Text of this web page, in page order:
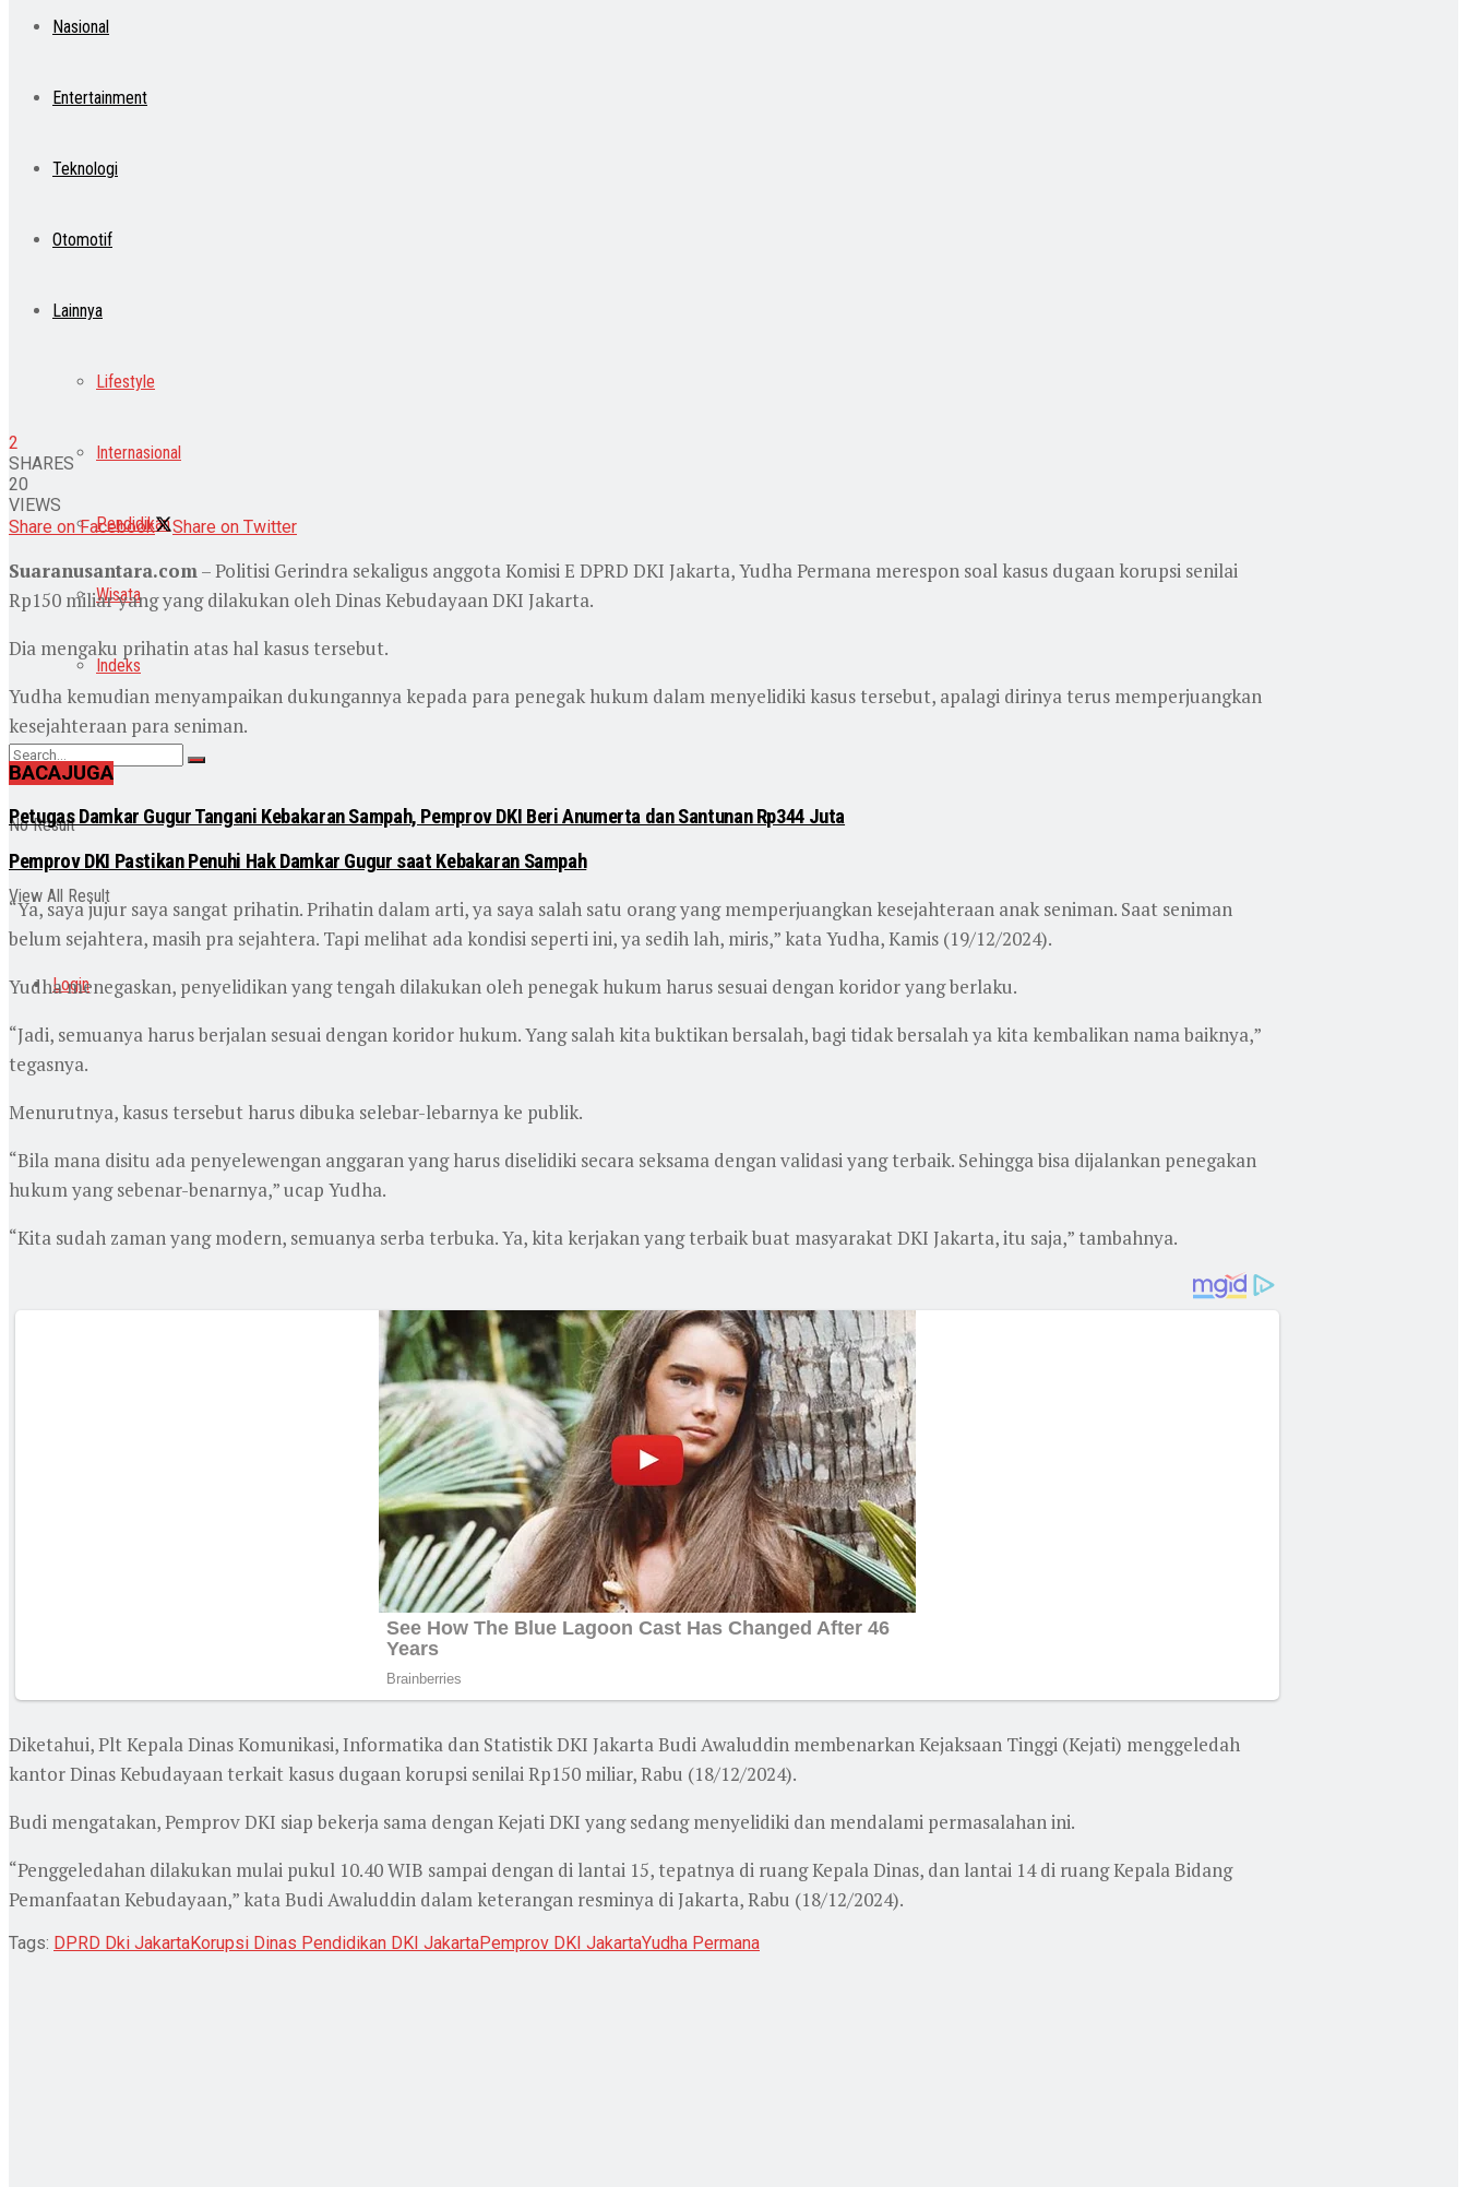
Nasional
Entertainment
Teknologi
Otomotif
Lainnya
Lifestyle
Internasional
Pendidikan
Wisata
Indeks
No Result
View All Result
Login
2
SHARES
20
VIEWS
Share on Facebook
Share on Twitter
Suaranusantara.com– Politisi Gerindra sekaligus anggota Komisi E DPRD DKI Jakarta, Yudha Permana merespon soal kasus dugaan korupsi senilai
Rp150 miliar yang yang dilakukan oleh Dinas Kebudayaan DKI Jakarta.
Dia mengaku prihatin atas hal kasus tersebut.
Yudha kemudian menyampaikan dukungannya kepada para penegak hukum dalam menyelidiki kasus tersebut, apalagi dirinya terus memperjuangkan
kesejahteraan para seniman.
BACAJUGA
Petugas Damkar Gugur Tangani Kebakaran Sampah, Pemprov DKI Beri Anumerta dan Santunan Rp344 Juta
Pemprov DKI Pastikan Penuhi Hak Damkar Gugur saat Kebakaran Sampah
“Ya, saya jujur saya sangat prihatin. Prihatin dalam arti, ya saya salah satu orang yang memperjuangkan kesejahteraan anak seniman. Saat seniman
belum sejahtera, masih pra sejahtera. Tapi melihat ada kondisi seperti ini, ya sedih lah, miris,” kata Yudha, Kamis (19/12/2024).
Yudha menegaskan, penyelidikan yang tengah dilakukan oleh penegak hukum harus sesuai dengan koridor yang berlaku.
“Jadi, semuanya harus berjalan sesuai dengan koridor hukum. Yang salah kita buktikan bersalah, bagi tidak bersalah ya kita kembalikan nama baiknya,”
tegasnya.
Menurutnya, kasus tersebut harus dibuka selebar-lebarnya ke publik.
“Bila mana disitu ada penyelewengan anggaran yang harus diselidiki secara seksama dengan validasi yang terbaik. Sehingga bisa dijalankan penegakan
hukum yang sebenar-benarnya,” ucap Yudha.
“Kita sudah zaman yang modern, semuanya serba terbuka. Ya, kita kerjakan yang terbaik buat masyarakat DKI Jakarta, itu saja,” tambahnya.
Diketahui, Plt Kepala Dinas Komunikasi, Informatika dan Statistik DKI Jakarta Budi Awaluddin membenarkan Kejaksaan Tinggi (Kejati) menggeledah
kantor Dinas Kebudayaan terkait kasus dugaan korupsi senilai Rp150 miliar, Rabu (18/12/2024).
Budi mengatakan, Pemprov DKI siap bekerja sama dengan Kejati DKI yang sedang menyelidiki dan mendalami permasalahan ini.
“Penggeledahan dilakukan mulai pukul 10.40 WIB sampai dengan di lantai 15, tepatnya di ruang Kepala Dinas, dan lantai 14 di ruang Kepala Bidang
Pemanfaatan Kebudayaan,” kata Budi Awaluddin dalam keterangan resminya di Jakarta, Rabu (18/12/2024).
Tags: DPRD Dki JakartaKorupsi Dinas Pendidikan DKI JakartaPemprov DKI JakartaYudha Permana